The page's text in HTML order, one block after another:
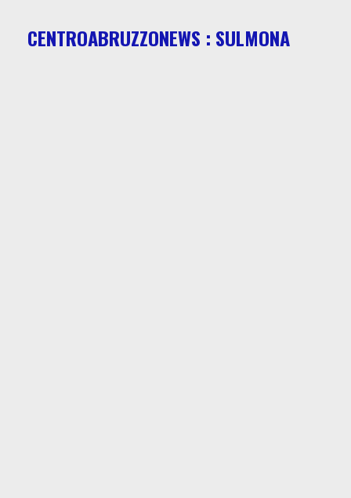
CENTROABRUZZONEWS : SULMONA